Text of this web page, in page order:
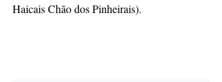
Haicais Chão dos Pinheirais).